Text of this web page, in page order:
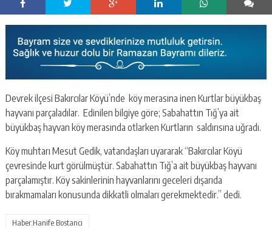
Devrek ilçesi Bakırcılar Köyü’nde köy merasına inen Kurtlar büyükbaş
hayvanı parçaladılar. Edinilen bilgiye göre; Sabahattın Tığ’ya ait
büyükbaş hayvan köy merasında otlarken Kurtların saldırısına uğradı.
Köy muhtarı Mesut Gedik, vatandaşları uyararak “Bakırcılar Köyü
çevresinde kurt görülmüştür. Sabahattın Tığ’a ait büyükbaş hayvanı
parçalamıştır. Köy sakinlerinin hayvanlarını geceleri dışarıda
bırakmamaları konusunda dikkatli olmaları gerekmektedir.” dedi.
Haber:Hanife Bostancı